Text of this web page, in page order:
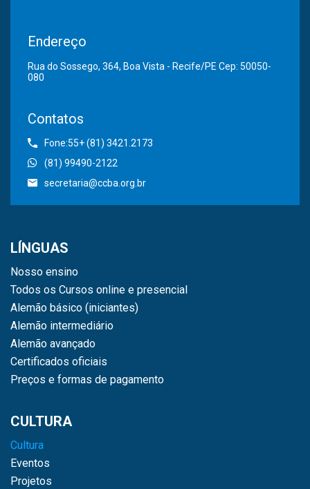
Endereço
Rua do Sossego, 364, Boa Vista - Recife/PE Cep: 50050-
080
Contatos
Fone:55+ (81) 3421.2173
(81) 99490-2122
secretaria@ccba.org.br
LÍNGUAS
Nosso ensino
Todos os Cursos online e presencial
Alemão básico (iniciantes)
Alemão intermediário
Alemão avançado
Certificados oficiais
Preços e formas de pagamento
CULTURA
Cultura
Eventos
Projetos